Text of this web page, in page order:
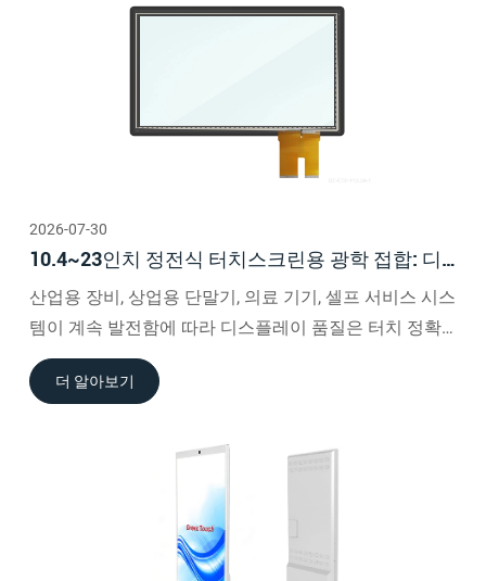
2026-07-30
10.4~23인치 정전식 터치스크린용 광학 접합: 디
스플레이 성능에 대한 이점
산업용 장비, 상업용 단말기, 의료 기기, 셀프 서비스 시스
템이 계속 발전함에 따라 디스플레이 품질은 터치 정확
도만큼 중요해졌습니다.
더 알아보기